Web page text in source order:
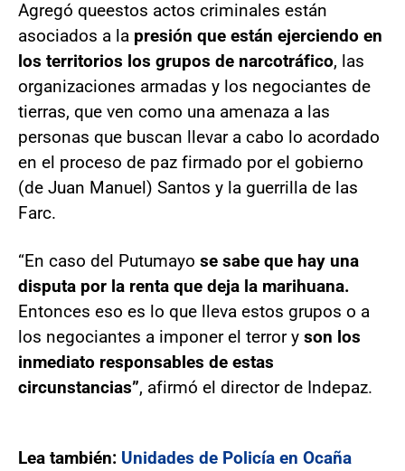
Agregó queestos actos criminales están
asociados a la presión que están ejerciendo en
los territorios los grupos de narcotráfico, las
organizaciones armadas y los negociantes de
tierras, que ven como una amenaza a las
personas que buscan llevar a cabo lo acordado
en el proceso de paz firmado por el gobierno
(de Juan Manuel) Santos y la guerrilla de las
Farc.
“En caso del Putumayo se sabe que hay una
disputa por la renta que deja la marihuana.
Entonces eso es lo que lleva estos grupos o a
los negociantes a imponer el terror y son los
inmediato responsables de estas
circunstancias”, afirmó el director de Indepaz.
Lea también: Unidades de Policía en Ocaña